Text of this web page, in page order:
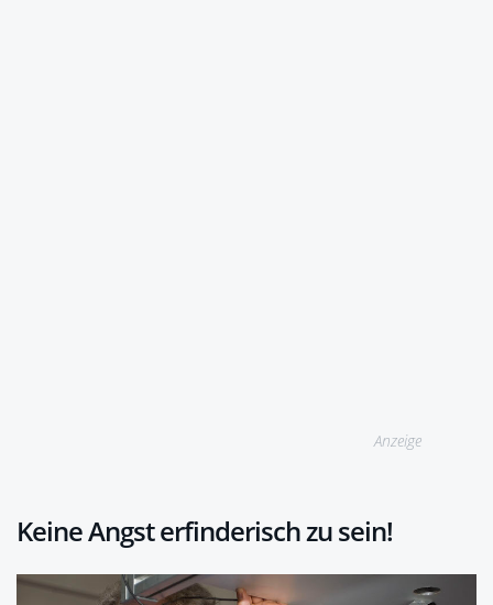
Anzeige
Keine Angst erfinderisch zu sein!